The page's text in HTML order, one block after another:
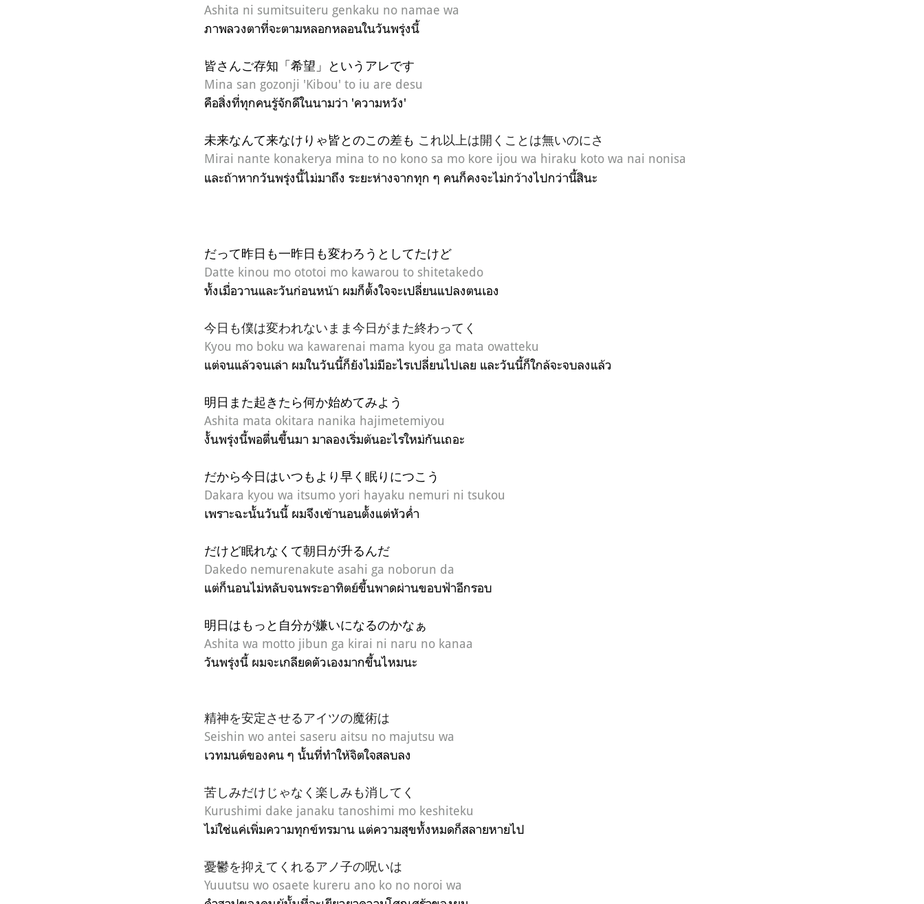
Ashita ni sumitsuiteru genkaku no namae wa
ภาพลวงตาที่จะตามหลอกหลอนในวันพรุ่งนี้
皆さんご存知「希望」というアレです
Mina san gozonji 'Kibou' to iu are desu
คือสิ่งที่ทุกคนรู้จักดีในนามว่า 'ความหวัง'
未来なんて来なけりゃ皆とのこの差も これ以上は開くことは無いのにさ
Mirai nante konakerya mina to no kono sa mo kore ijou wa hiraku koto wa nai nonisa
และถ้าหากวันพรุ่งนี้ไม่มาถึง ระยะห่างจากทุก ๆ คนก็คงจะไม่กว้างไปกว่านี้สินะ
だって昨日も一昨日も変わろうとしてたけど
Datte kinou mo ototoi mo kawarou to shitetakedo
ทั้งเมื่อวานและวันก่อนหน้า ผมก็ตั้งใจจะเปลี่ยนแปลงตนเอง
今日も僕は変われないまま今日がまた終わってく
Kyou mo boku wa kawarenai mama kyou ga mata owatteku
แต่จนแล้วจนเล่า ผมในวันนี้ก็ยังไม่มีอะไรเปลี่ยนไปเลย และวันนี้ก็ใกล้จะจบลงแล้ว
明日また起きたら何か始めてみよう
Ashita mata okitara nanika hajimetemiyou
งั้นพรุ่งนี้พอตื่นขึ้นมา มาลองเริ่มต้นอะไรใหม่กันเถอะ
だから今日はいつもより早く眠りにつこう
Dakara kyou wa itsumo yori hayaku nemuri ni tsukou
เพราะฉะนั้นวันนี้ ผมจึงเข้านอนตั้งแต่หัวค่ำ
だけど眠れなくて朝日が升るんだ
Dakedo nemurenakute asahi ga noborun da
แต่ก็นอนไม่หลับจนพระอาทิตย์ขึ้นพาดผ่านขอบฟ้าอีกรอบ
明日はもっと自分が嫌いになるのかなぁ
Ashita wa motto jibun ga kirai ni naru no kanaa
วันพรุ่งนี้ ผมจะเกลียดตัวเองมากขึ้นไหมนะ
精神を安定させるアイツの魔術は
Seishin wo antei saseru aitsu no majutsu wa
เวทมนต์ของคน ๆ นั้นที่ทำให้จิตใจสลบลง
苦しみだけじゃなく楽しみも消してく
Kurushimi dake janaku tanoshimi mo keshiteku
ไม่ใช่แค่เพิ่มความทุกข์ทรมาน แต่ความสุขทั้งหมดก็สลายหายไป
憂鬱を抑えてくれるアノ子の呪いは
Yuuutsu wo osaete kureru ano ko no noroi wa